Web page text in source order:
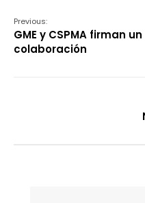
Previous:
GME y CSPMA firman
colaboración